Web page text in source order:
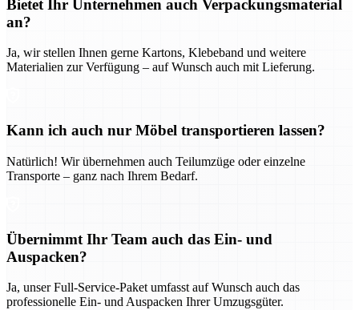
Bietet Ihr Unternehmen auch Verpackungsmaterial
an?
Ja, wir stellen Ihnen gerne Kartons, Klebeband und weitere
Materialien zur Verfügung – auf Wunsch auch mit Lieferung.
Kann ich auch nur Möbel transportieren lassen?
Natürlich! Wir übernehmen auch Teilumzüge oder einzelne
Transporte – ganz nach Ihrem Bedarf.
Übernimmt Ihr Team auch das Ein- und
Auspacken?
Ja, unser Full-Service-Paket umfasst auf Wunsch auch das
professionelle Ein- und Auspacken Ihrer Umzugsgüter.